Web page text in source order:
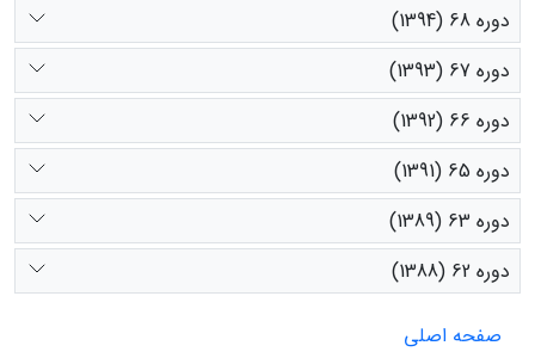
دوره 68 (1394)
دوره 67 (1393)
دوره 66 (1392)
دوره 65 (1391)
دوره 63 (1389)
دوره 62 (1388)
صفحه اصلی